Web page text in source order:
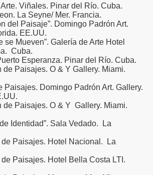
Viñales. Pinar del Río. Cuba.
La Seyne/ Mer. Francia.
del Paisaje”. Domingo Padrón Art.
EE.UU.
Mueven”. Galería de Arte Hotel
Cuba.
Esperanza. Pinar del Río. Cuba.
Paisajes. O & Y Gallery. Miami.
Domingo Padrón Art. Gallery.
Paisajes. O & Y Gallery. Miami.
Identidad”. Sala Vedado. La
Hotel Nacional. La
Hotel Bella Costa LTI.